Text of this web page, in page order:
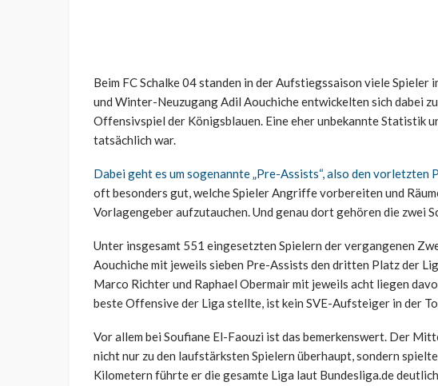
Beim FC Schalke 04 standen in der Aufstiegssaison viele Spieler
und Winter-Neuzugang Adil Aouchiche entwickelten sich dabei
Offensivspiel der Königsblauen. Eine eher unbekannte Statistik
tatsächlich war.
Dabei geht es um sogenannte „Pre-Assists“, also den vorletzten
oft besonders gut, welche Spieler Angriffe vorbereiten und
Vorlagengeber aufzutauchen. Und genau dort gehören die zwei
Unter insgesamt 551 eingesetzten Spielern der vergangenen
Aouchiche mit jeweils sieben Pre-Assists den dritten Platz der
Marco Richter und Raphael Obermair mit jeweils acht liegen
beste Offensive der Liga stellte, ist kein SVE-Aufsteiger in der
Vor allem bei Soufiane El-Faouzi ist das bemerkenswert. Der
nicht nur zu den laufstärksten Spielern überhaupt, sondern
Kilometern führte er die gesamte Liga laut Bundesliga.de